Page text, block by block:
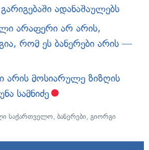
ადანაშაულებს
არაფერი არ არის,
რომ ეს ბანერები არის —
არის მოსიარულე ზიზღის
სამნიძე
საქართველო, ბანერები, გიორგი